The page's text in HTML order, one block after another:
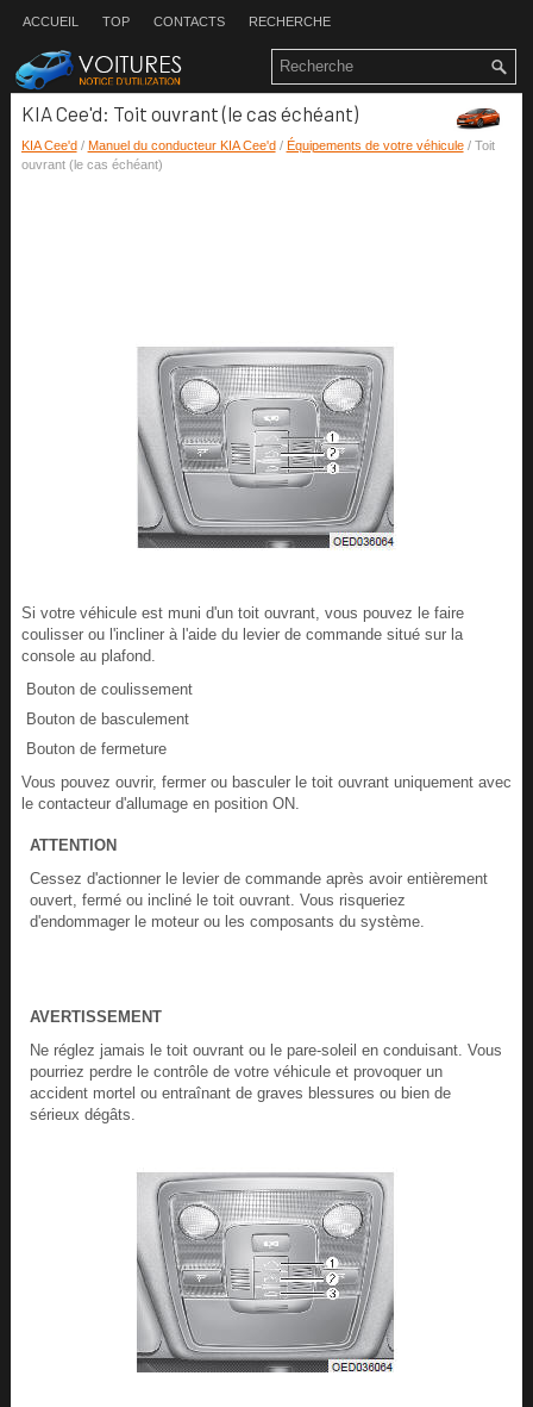
ACCUEIL TOP CONTACTS RECHERCHE
KIA Cee'd: Toit ouvrant (le cas échéant)
KIA Cee'd / Manuel du conducteur KIA Cee'd / Équipements de votre véhicule/ Toit
ouvrant (le cas échéant)
Si votre véhicule est muni d'un toit ouvrant, vous pouvez le faire
coulisser ou l'incliner à l'aide du levier de commande situé sur la
console au plafond.
Bouton de coulissement
Bouton de basculement
Bouton de fermeture
Vous pouvez ouvrir, fermer ou basculer le toit ouvrant uniquement avec
le contacteur d'allumage en position ON.
ATTENTION
Cessez d'actionner le levier de commande après avoir entièrement
ouvert, fermé ou incliné le toit ouvrant. Vous risqueriez
d'endommager le moteur ou les composants du système.
AVERTISSEMENT
Ne réglez jamais le toit ouvrant ou le pare-soleil en conduisant. Vous
pourriez perdre le contrôle de votre véhicule et provoquer un
accident mortel ou entraînant de graves blessures ou bien de
sérieux dégâts.